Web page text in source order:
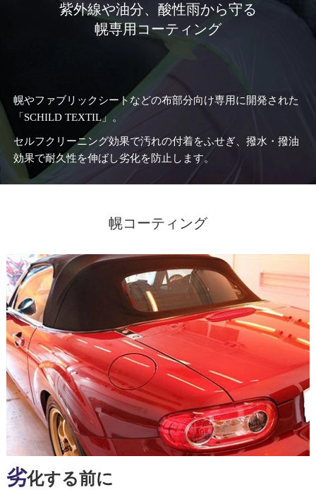
紫外線や油分、酸性雨から守る
幌専用コーティング
幌やファブリックシートなどの布部分向け専用に開発された
「SCHILD TEXTIL」。
セルフクリーニング効果で汚れの付着をふせぎ、撥水・撥油
効果で耐久性を伸ばし劣化を防止します。
幌コーティング
劣化する前に